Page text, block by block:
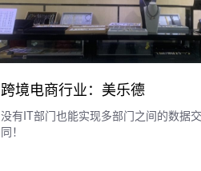
跨境电商行业：美乐德
没有IT部门也能实现多部门之间的数据
同！